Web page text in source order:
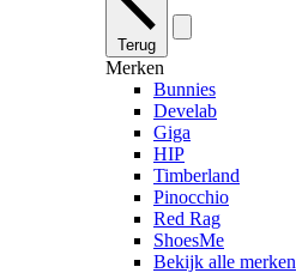
Terug
Merken
Bunnies
Develab
Giga
HIP
Timberland
Pinocchio
Red Rag
ShoesMe
Bekijk alle merken